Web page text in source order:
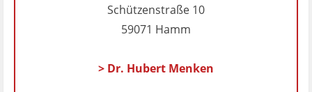
Schützenstraße 10
59071 Hamm
> Dr. Hubert Menken